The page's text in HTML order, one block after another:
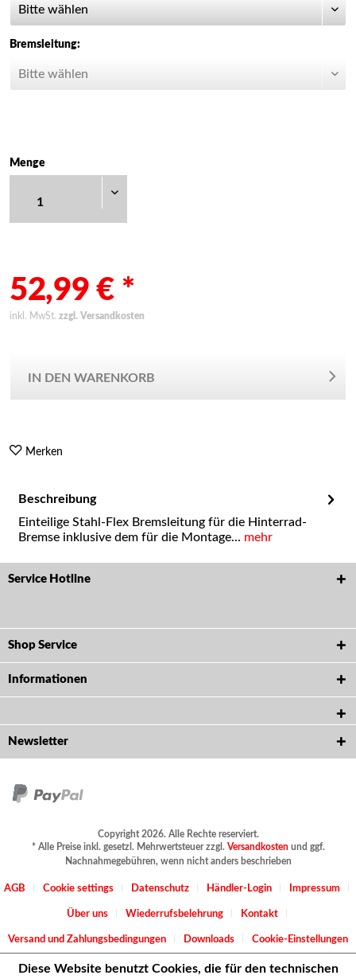
Bremsleitung:
Menge
52,99 € *
inkl. MwSt. zzgl. Versandkosten
IN DEN WARENKORB
Merken
Beschreibung
Einteilige Stahl-Flex Bremsleitung für die Hinterrad-
Bremse inklusive dem für die Montage... mehr
Service Hotline
Shop Service
Informationen
Newsletter
Copyright 2026. Alle Rechte reserviert.
* Alle Preise inkl. gesetzl. Mehrwertsteuer zzgl. Versandkostenund ggf.
Nachnahmegebühren, wenn nicht anders beschrieben
AGB Cookie settings Datenschutz Händler-Login Impressum
Über uns Wiederrufsbelehrung Kontakt
Versand und Zahlungsbedingungen Downloads Cookie-Einstellungen
Diese Website benutzt Cookies, die für den technischen